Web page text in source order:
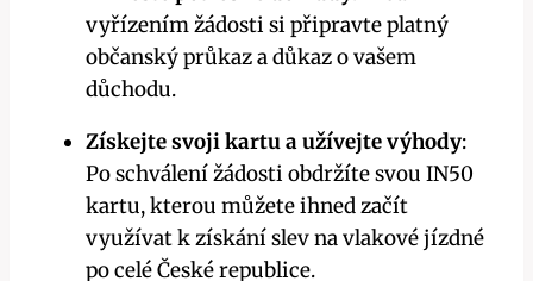
vyřízením žádosti si připravte platný
občanský průkaz a důkaz o vašem
důchodu.
Získejte svoji kartu a užívejte výhody:
Po schválení žádosti obdržíte svou IN50
kartu, kterou můžete ihned začít
využívat k získání slev na vlakové jízdné
po celé České republice.